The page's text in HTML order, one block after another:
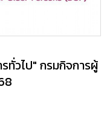
ทั่วไป" กรมกิจการผู้